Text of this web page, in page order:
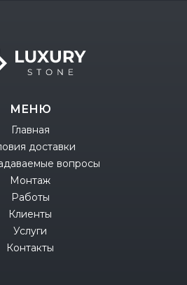
МЕНЮ
Главная
доставки
вопросы
Монтаж
Работы
Клиенты
Услуги
Контакты